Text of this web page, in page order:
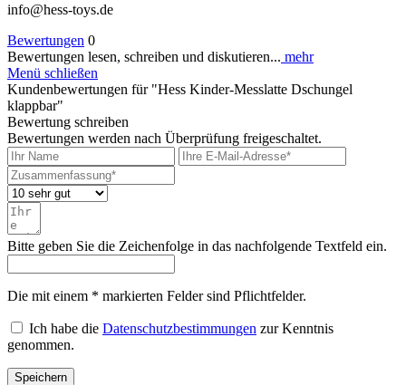
info@hess-toys.de
Bewertungen 0
Bewertungen lesen, schreiben und diskutieren... mehr
Menü schließen
Kundenbewertungen für "Hess Kinder-Messlatte Dschungel
klappbar"
Bewertung schreiben
Bewertungen werden nach Überprüfung freigeschaltet.
Bitte geben Sie die Zeichenfolge in das nachfolgende Textfeld ein.
Die mit einem * markierten Felder sind Pflichtfelder.
Ich habe die Datenschutzbestimmungen zur Kenntnis
genommen.
Speichern